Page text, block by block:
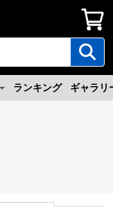
ランキング ギャラリ